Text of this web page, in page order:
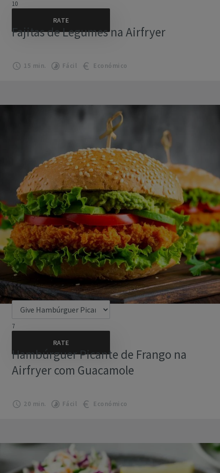
10
Fajitas de Legumes na Airfryer
15 min. Fácil Económico
7
Hambúrguer Picante de Frango na
Airfryer com Guacamole
20 min. Fácil Económico